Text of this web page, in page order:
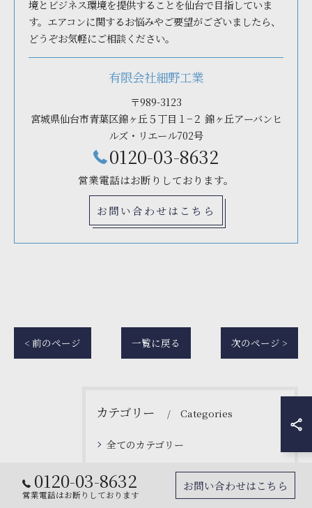
境とビジネス環境を提供することを仙台で目指していま
す。エアコンに関するお悩みやご要望がございましたら、
どうぞお気軽にご相談ください。
有限会社細野工業
〒989-3123
宮城県仙台市青葉区錦ヶ丘５丁目１−２ 錦ヶ丘アーバンヒ
ルズ・リエール702号
0120-03-8632
営業電話はお断りしております。
お問い合わせはこちら
< 前のページ 一覧に戻る 次のページ >
カテゴリー Categories
全てのカテゴリー
職人になり現場で稼ぐ
0120-03-8632
営業電話はお断りしております
お問い合わせはこちら